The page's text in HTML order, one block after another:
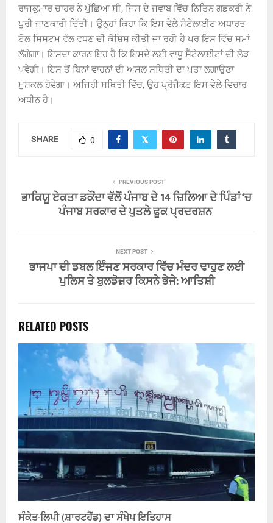
ਰਾਜਕੁਮਾਰ ਚਾਹਰ ਨੇ ਪੁੱਛਿਆ ਸੀ, ਜਿਸ ਦੇ ਜਵਾਬ ਵਿੱਚ ਨਿਤਿਨ ਗਡਕਰੀ ਨੇ
ਪੂਰੀ ਜਾਣਕਾਰੀ ਦਿੱਤੀ। ਉਨ੍ਹਾਂ ਕਿਹਾ ਕਿ ਇਸ ਵੇਲੇ ਸੈਟੇਲਾਈਟ ਅਧਾਰਤ
ਟੋਲ ਸਿਸਟਮ ਵੱਲ ਵਧਣ ਦੀ ਕੋਸ਼ਿਸ਼ ਕੀਤੀ ਜਾ ਰਹੀ ਹੈ ਪਰ ਇਸ ਵਿੱਚ ਸਮਾਂ
ਲੱਗੇਗਾ। ਇਸਦਾ ਕਾਰਨ ਇਹ ਹੈ ਕਿ ਇਸਦੇ ਲਈ ਵਾਧੂ ਸੈਟੇਲਾਈਟਾਂ ਦੀ ਲੋੜ
ਪਵੇਗੀ। ਇਸ ਤੋਂ ਬਿਨਾਂ ਵਾਹਨਾਂ ਦੀ ਅਸਲ ਸਥਿਤੀ ਦਾ ਪਤਾ ਲਗਾਉਣਾ
ਮੁਸ਼ਕਲ ਹੋਵੇਗਾ। ਅਜਿਹੀ ਸਥਿਤੀ ਵਿੱਚ, ਉਹ ਪ੍ਰੋਜੈਕਟ ਇਸ ਵੇਲੇ ਵਿਚਾਰ
ਅਧੀਨ ਹੈ।
SHARE 0
PREVIOUS POST
ਭਾਕਿਯੂ ਏਕਤਾ ਡਕੌਂਦਾ ਵੱਲੋਂ ਪੰਜਾਬ ਦੇ 14 ਜ਼ਿਲਿਆ ਦੇ ਪਿੰਡਾਂ ‘ਚ
ਪੰਜਾਬ ਸਰਕਾਰ ਦੇ ਪੁਤਲੇ ਫੂਕ ਪ੍ਰਦਰਸ਼ਨ
NEXT POST
ਭਾਜਪਾ ਦੀ ਡਬਲ ਇੰਜਣ ਸਰਕਾਰ ਵਿੱਚ ਮੰਦਰ ਢਾਹੁਣ ਲਈ
ਪੁਲਿਸ ਤੇ ਬੁਲਡੋਜ਼ਰ ਕਿਸਨੇ ਭੇਜੇ: ਆਤਿਸ਼ੀ
RELATED POSTS
ਸੰਕੇਤ-ਲਿਪੀ (ਸ਼ਾਰਟਹੈਂਡ) ਦਾ ਸੰਖੇਪ ਇਤਿਹਾਸ